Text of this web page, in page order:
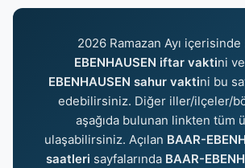
2026 Ramazan Ayı içerisinde
EBENHAUSEN iftar vaktini ve
EBENHAUSEN sahur vaktini bu
edebilirsiniz. Diğer iller/ilçeler/
aşağıda bulunan linkten tüm
ulaşabilirsiniz. Açılan BAAR-
saatleri sayfalarında BAAR-